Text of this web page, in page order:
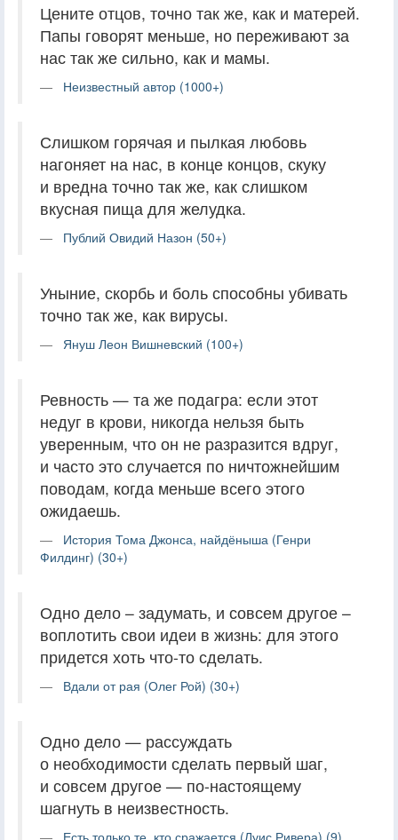
Цените отцов, точно так же, как и матерей.
Папы говорят меньше, но переживают за
нас так же сильно, как и мамы.
Неизвестный автор (1000+)
Слишком горячая и пылкая любовь
нагоняет на нас, в конце концов, скуку
и вредна точно так же, как слишком
вкусная пища для желудка.
Публий Овидий Назон (50+)
Уныние, скорбь и боль способны убивать
точно так же, как вирусы.
Януш Леон Вишневский (100+)
Ревность — та же подагра: если этот
недуг в крови, никогда нельзя быть
уверенным, что он не разразится вдруг,
и часто это случается по ничтожнейшим
поводам, когда меньше всего этого
ожидаешь.
История Тома Джонса, найдёныша (Генри
Филдинг) (30+)
Одно дело – задумать, и совсем другое –
воплотить свои идеи в жизнь: для этого
придется хоть что-то сделать.
Вдали от рая (Олег Рой) (30+)
Одно дело — рассуждать
о необходимости сделать первый шаг,
и совсем другое — по-настоящему
шагнуть в неизвестность.
Есть только те, кто сражается (Луис Ривера) (9)